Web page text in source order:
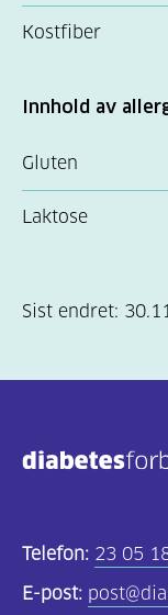
Kostfiber
Innhold av
Gluten
Laktose
Sist endret:
Telefon: 23 05
E-post: